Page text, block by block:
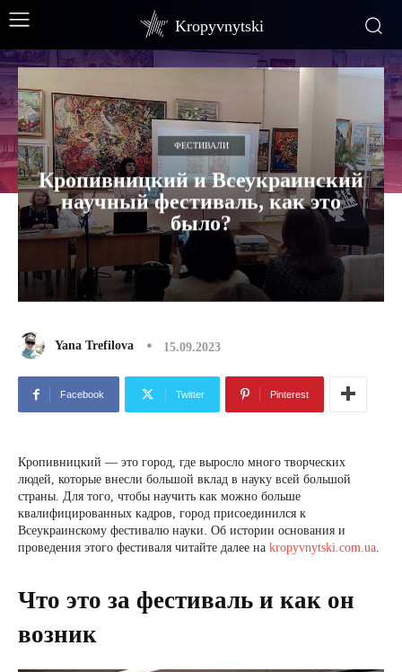
Kropyvnytski
ФЕСТИВАЛИ
Кропивницкий и Всеукраинский
научный фестиваль, как это
было?
Yana Trefilova 15.09.2023
Facebook Twitter Pinterest
Кропивницкий — это город, где выросло много творческих
людей, которые внесли большой вклад в науку всей большой
страны. Для того, чтобы научить как можно больше
квалифицированных кадров, город присоединился к
Всеукраинскому фестивалю науки. Об истории основания и
проведения этого фестиваля читайте далее на kropyvnytski.com.ua
Что это за фестиваль и как он
возник